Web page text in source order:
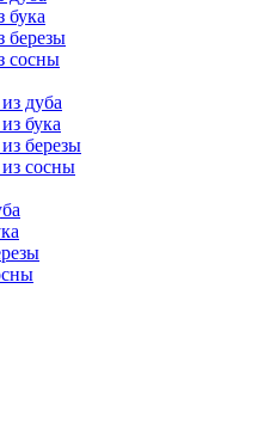
бука
березы
сосны
дуба
бука
березы
сосны